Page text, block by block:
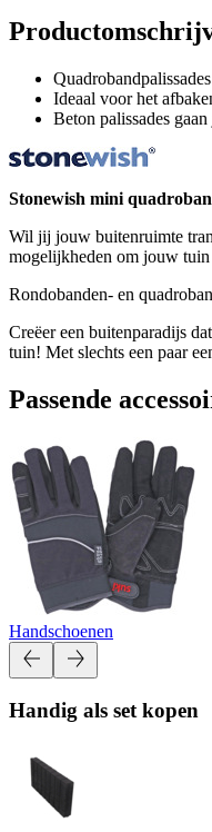
Ideaal voor het
Beton palissades
Stonewish mini
Wil jij jouw buitenruimte
mogelijkheden om jouw
Rondobanden- en
Creëer een buitenparadijs
tuin! Met slechts een paar
Passende
Handschoenen
Handig als set kopen